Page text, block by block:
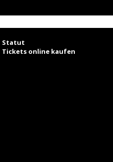
Statut
Tickets online kaufen